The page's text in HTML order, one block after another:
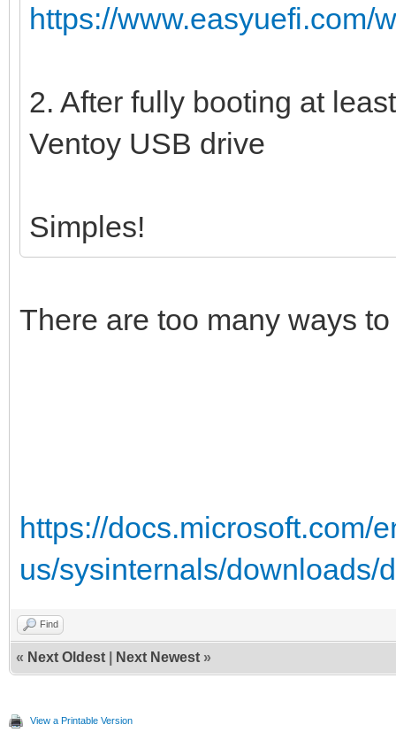
https://www.easyuefi.com/
2. After fully booting at
Ventoy USB drive
Simples!
There are too many ways
https://docs.microsoft.com/
us/sysinternals/downloads/
Find
« Next Oldest Next Newest »
View a Printable Version